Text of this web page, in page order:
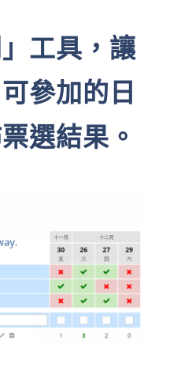
工具，讓
參加的日
選結果。